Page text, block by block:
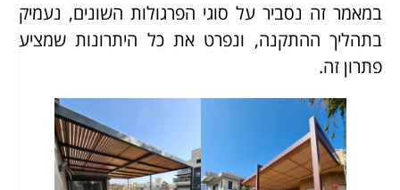
במאמר זה נסביר על סוגי הפרגולות השונים, נעמיק
בתהליך ההתקנה, ונפרט את כל היתרונות שמציע
פתרון זה.